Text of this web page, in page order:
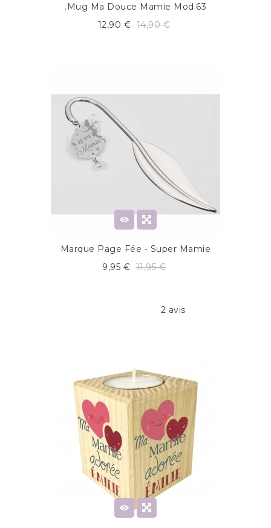
.Mug Ma Douce Mamie Mod.63
12,90 € 14,90 €
Marque Page Fée - Super Mamie
9,95 € 11,95 €
2 avis